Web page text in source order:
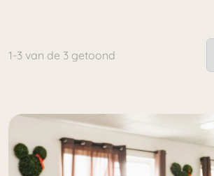
1-3 van de 3 getoond